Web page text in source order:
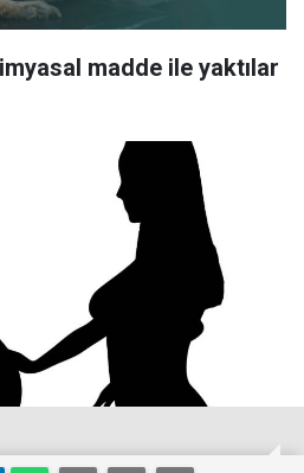
madde ile yaktılar